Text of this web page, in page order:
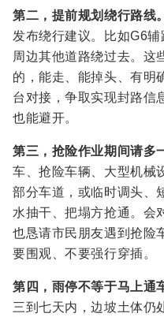
第二，提前规划绕行路线。
发布绕行建议。比如G6
周边其他道路绕过去。这
的，能走、能掉头、有明
台对接，争取实现封路信
也能避开。
第三，抢险作业期间请多
车、抢险车辆、大型机械
部分车道，或临时调头、
水抽干、把塌方抢通。会
也恳请市民朋友遇到抢险
要围观、不要强行穿插。
第四，雨停不等于马上通
三到七天内，边坡土体仍